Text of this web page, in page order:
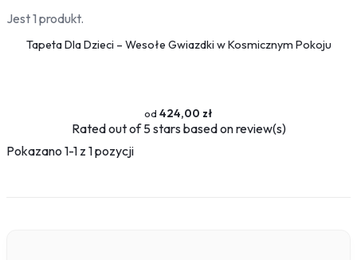
Jest 1 produkt.
Tapeta Dla Dzieci – Wesołe Gwiazdki w Kosmicznym Pokoju
424,00 zł
Ratedout of 5 stars based onreview(s)
Pokazano 1-1 z 1 pozycji